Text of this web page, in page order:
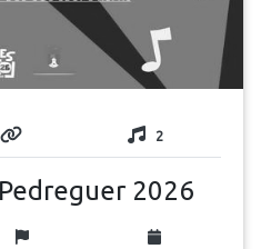
2
2026